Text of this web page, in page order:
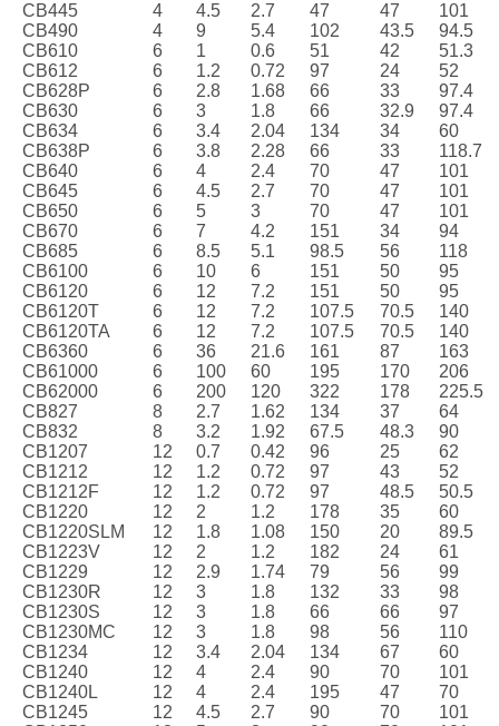
CB445 4 4.5 2.7 47 47
101
CB490
4 9 5.4 102 43.5
94.5
CB610
6 1 0.6 51 42
51.3
CB612
6 1.2 0.72 97 24
52
CB628P
6 2.8 1.68 66 33
97.4
CB630
6 3 1.8 66 32.9
97.4
CB634
6 3.4 2.04 134 34
60
CB638P
6 3.8 2.28 66 33
118.7
CB640
6 4 2.4 70 47
101
CB645
6 4.5 2.7 70 47
101
CB650
6 5 3 70 47
101
CB670
6 7 4.2 151 34
94
CB685
6 8.5 5.1 98.5 56
118
CB6100
6 10 6 151 50
95
CB6120
6 12 7.2 151 50
95
CB6120T
6 12 7.2 107.5 70.5
140
CB6120TA
6 12 7.2 107.5 70.5
140
CB6360
6 36 21.6 161 87
163
CB61000
6 100 60 195 170
206
CB62000
6 200 120 322 178
225.5
CB827
8 2.7 1.62 134 37
64
CB832
8 3.2 1.92 67.5 48.3
90
CB1207
12 0.7 0.42 96 25
62
CB1212
12 1.2 0.72 97 43
52
CB1212F
12 1.2 0.72 97 48.5
50.5
CB1220
12 2 1.2 178 35
60
CB1220SLM
12 1.8 1.08 150 20
89.5
CB1223V
12 2 1.2 182 24
61
CB1229
12 2.9 1.74 79 56
99
CB1230R
12 3 1.8 132 33
98
CB1230S
12 3 1.8 66 66
97
CB1230MC
12 3 1.8 98 56
110
CB1234
12 3.4 2.04 134 67
60
CB1240
12 4 2.4 90 70
101
CB1240L
12 4 2.4 195 47
70
CB1245
12 4.5 2.7 90 70
101